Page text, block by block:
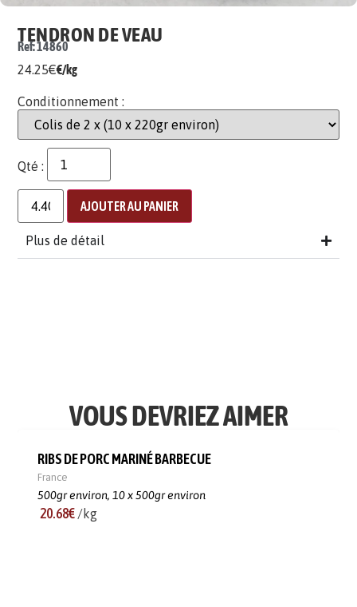
TENDRON DE VEAU
Ref: 14860
24.25€€/kg
Conditionnement :
Qté :
AJOUTER AU PANIER
Plus de détail
VOUS DEVRIEZ AIMER
RIBS DE PORC MARINÉ BARBECUE
France
500gr environ,10 x 500gr environ
20.68€ /kg